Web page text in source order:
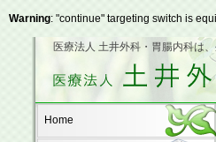
Warning: "continue" targeting switch is
医療法人 土井外科・胃腸内科は
Home